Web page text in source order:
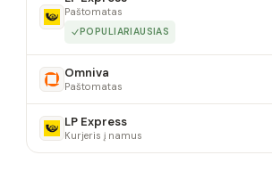
Paštomatas
POPULIARIAUSIAS
Omniva
Paštomatas
LP Express
Kurjeris į namus